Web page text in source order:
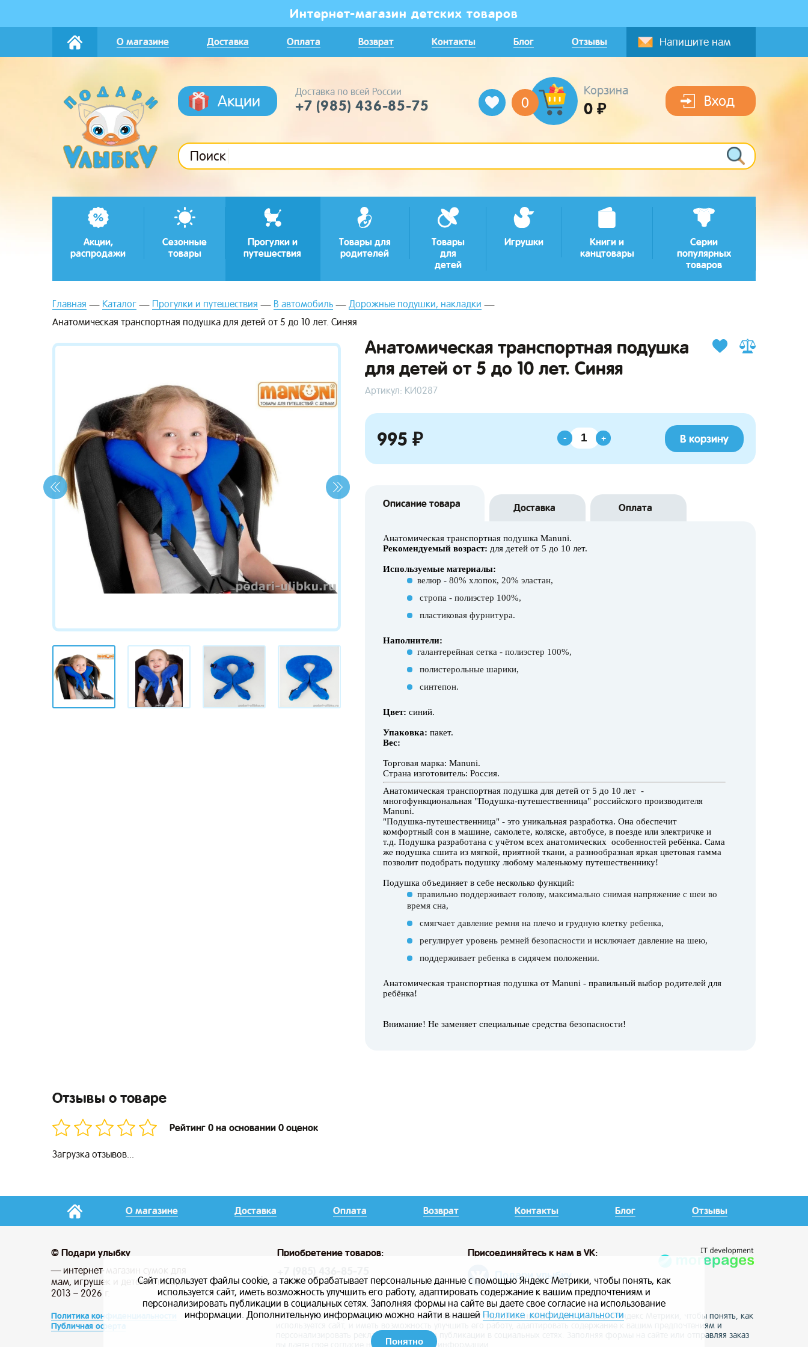
Интернет-магазин детских товаров
О магазине Доставка Оплата Возврат Контакты Блог Отзывы Напишите нам
Акции
Доставка по всей России
+7 (985) 436-85-75 0
Корзина
0 ₽ Вход
Поиск
Акции,
распродажи
Сезонные
товары
Прогулки и
путешествия
Товары для
родителей
Товары
для
детей
Игрушки
Книги и
канцтовары
Серии
популярных
товаров
Главная Каталог Прогулки и путешествия В автомобиль
Дорожные подушки, накладки
Анатомическая транспортная подушка для детей от 5 до 10 лет. Синяя
Анатомическая транспортная подушка
для детей от 5 до 10 лет. Синяя
Артикул: КИ0287
995 ₽ - + В корзину
Описание товара Доставка Оплата
Анатомическая транспортная подушка Manuni.
Рекомендуемый возраст: для детей от 5 до 10 лет.
Используемые материалы:
велюр - 80% хлопок, 20% эластан,
стропа - полиэстер 100%,
пластиковая фурнитура.
Наполнители:
галантерейная сетка - полиэстер 100%,
полистерольные шарики,
синтепон.
Цвет: синий.
Упаковка: пакет.
Вес:
Торговая марка: Manuni.
Страна изготовитель: Россия.
Анатомическая транспортная подушка для детей от 5 до 10 лет -
многофункциональная "Подушка-путешественница" российского производителя
Manuni.
"Подушка-путешественница" - это уникальная разработка. Она обеспечит
комфортный сон в машине, самолете, коляске, автобусе, в поезде или электричке и
т.д. Подушка разработана с учётом всех анатомических особенностей ребёнка. Сама
же подушка сшита из мягкой, приятной ткани, а разнообразная яркая цветовая гамма
позволит подобрать подушку любому маленькому путешественнику!
Подушка объединяет в себе несколько функций:
правильно поддерживает голову, максимально снимая напряжение с шеи во
время сна,
смягчает давление ремня на плечо и грудную клетку ребенка,
регулирует уровень ремней безопасности и исключает давление на шею,
поддерживает ребенка в сидячем положении.
Анатомическая транспортная подушка от Manuni - правильный выбор родителей для
ребёнка!
Внимание! Не заменяет специальные средства безопасности!
Отзывы о товаре
Рейтинг 0 на основании 0 оценок
Загрузка отзывов...
О магазине Доставка Оплата Возврат Контакты Блог Отзывы
© Подари улыбку
— интернет-магазин сумок для
мам, игрушек и детских товаров
2013 – 2026 г.
Приобретение товаров: Присоединяйтесь к нам в VK:
Подари улыбку
Политика конфиденциальности
Публичная оферта
Сайт использует файлы cookie, а также обрабатывает персональные данные с помощью Яндекс Метрики, чтобы понять, как
используется сайт, и иметь возможность улучшить его работу, адаптировать содержание к вашим предпочтениям и
персонализировать рекламу, маркетинг и публикации в социальных сетях. Заполняя формы на сайте или отправляя заказ
вы даете свое согласие на использование информации.
Сайт использует файлы cookie, а также обрабатывает персональные данные с помощью Яндекс Метрики, чтобы понять, как
используется сайт, иметь возможность улучшить его работу, адаптировать содержание к вашим предпочтениям и
персонализировать публикации в социальных сетях. Заполняя формы на сайте вы даете свое согласие на использование
информации. Дополнительную информацию можно найти в нашей Политике конфиденциальности
Понятно